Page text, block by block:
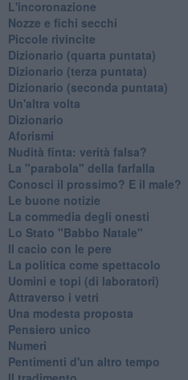
L'incoronazione
Nozze e fichi secchi
Piccole rivincite
​Dizionario (quarta puntata)
​Dizionario (terza puntata)
​Dizionario (seconda puntata)
Un'altra volta
Dizionario
Aforismi
Nudità finta: verità falsa?
La "parabola" della farfalla
Conosci il prossimo? E il male?
Le buone notizie
La commedia degli onesti
Lo Stato "Babbo Natale"
Il cacio con le pere
La politica come spettacolo
Uomini e topi (di laboratori)
Attraverso i vetri
Una modesta proposta
Pensiero unico
Numeri
Pentimenti d'un altro tempo